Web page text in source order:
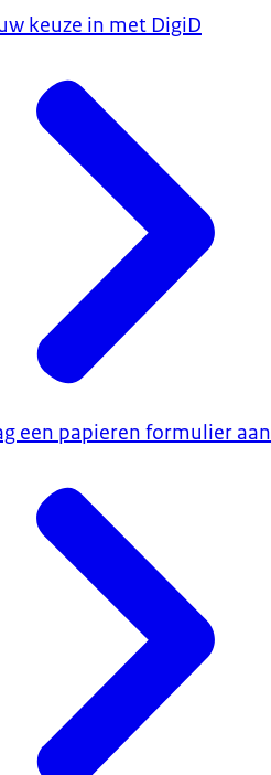
keuze in met DigiD
een papieren formulier aan